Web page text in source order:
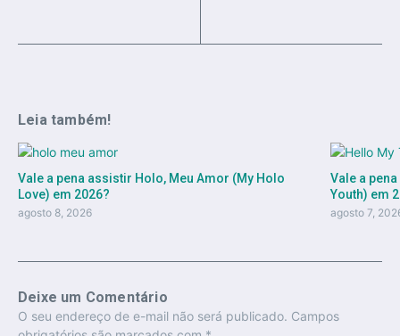
Leia também!
Vale a pena assistir Holo, Meu Amor (My Holo
Love) em 2026?
agosto 8, 2026
Vale a
Youth) em
agosto 7,
Deixe um Comentário
O seu endereço de e-mail não será publicado. Campos